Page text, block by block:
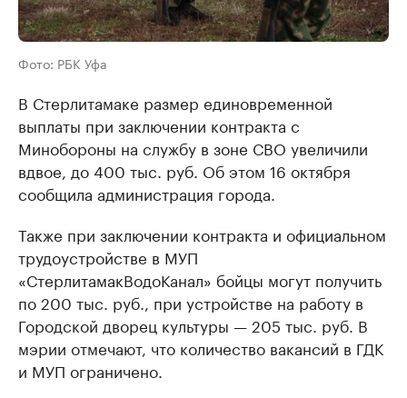
Фото: РБК Уфа
В Стерлитамаке размер единовременной
выплаты при заключении контракта с
Минобороны на службу в зоне СВО увеличили
вдвое, до 400 тыс. руб. Об этом 16 октября
сообщила администрация города.
Также при заключении контракта и официальном
трудоустройстве в МУП
«СтерлитамакВодоКанал» бойцы могут получить
по 200 тыс. руб., при устройстве на работу в
Городской дворец культуры — 205 тыс. руб. В
мэрии отмечают, что количество вакансий в ГДК
и МУП ограничено.